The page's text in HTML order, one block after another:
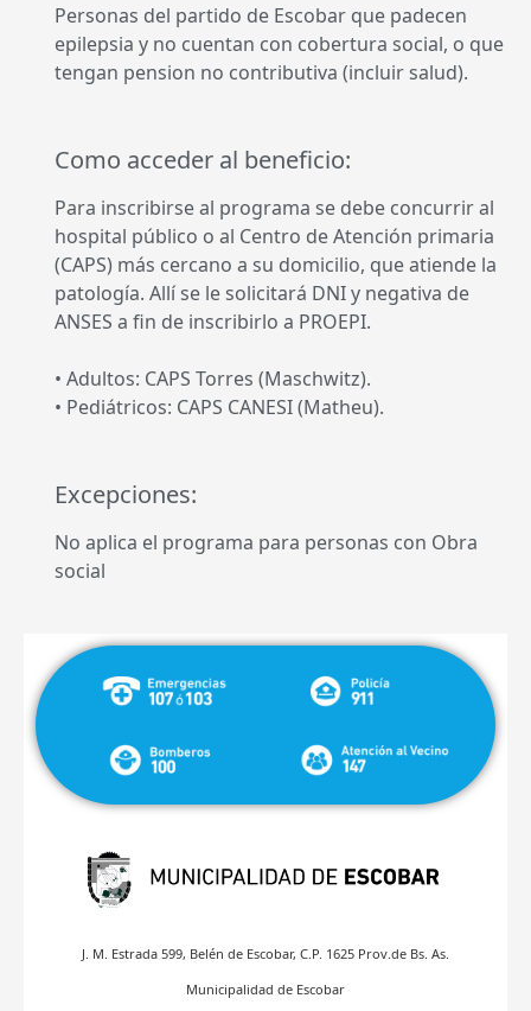
Personas del partido de Escobar que padecen
epilepsia y no cuentan con cobertura social, o que
tengan pension no contributiva (incluir salud).
Como acceder al beneficio:
Para inscribirse al programa se debe concurrir al
hospital público o al Centro de Atención primaria
(CAPS) más cercano a su domicilio, que atiende la
patología. Allí se le solicitará DNI y negativa de
ANSES a fin de inscribirlo a PROEPI.
• Adultos: CAPS Torres (Maschwitz).
• Pediátricos: CAPS CANESI (Matheu).
Excepciones:
No aplica el programa para personas con Obra
social
J. M. Estrada 599, Belén de Escobar, C.P. 1625 Prov.de Bs. As.
Municipalidad de Escobar